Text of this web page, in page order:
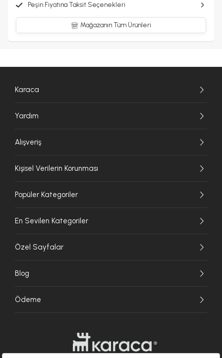
Peşin Fiyatına Taksit Seçenekleri
Mağazanın Tüm Ürünleri
Karaca
Yardım
Alışveriş
Kişisel Verilerin Korunması
Popüler Kategoriler
En Sevilen Kategoriler
Özel Sayfalar
Blog
Ödeme